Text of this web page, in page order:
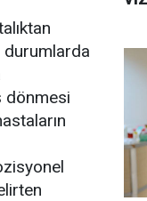
durumlarda
dönmesi